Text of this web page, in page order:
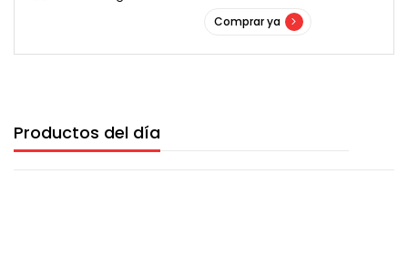
Comprar ya
Productos del día